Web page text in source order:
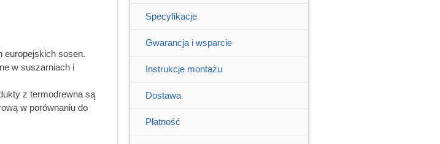
europejskich sosen.
w suszarniach i
z termodrewna są
w porównaniu do
Specyfikacje
Gwarancja i wsparcie
Instrukcje montażu
Dostawa
Płatność